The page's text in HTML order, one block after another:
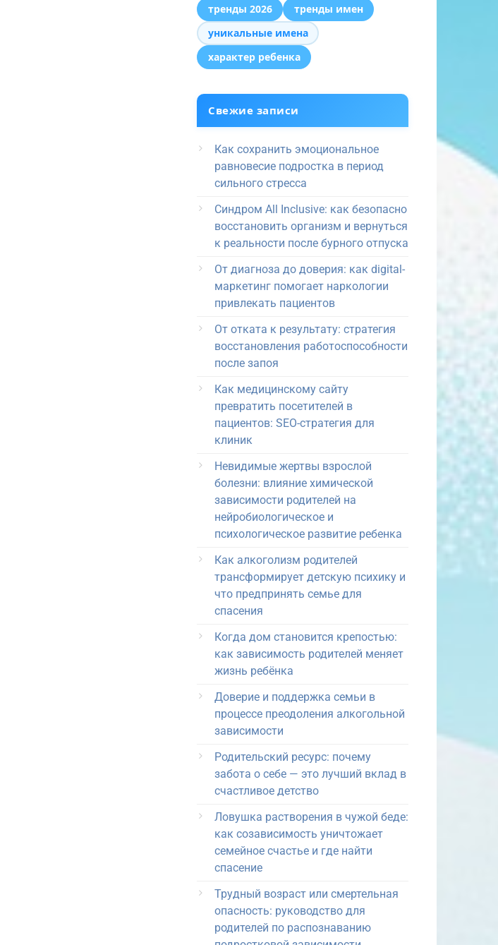
тренды 2026
тренды имен
уникальные имена
характер ребенка
Свежие записи
Как сохранить эмоциональное
равновесие подростка в период
сильного стресса
Синдром All Inclusive: как безопасно
восстановить организм и вернуться
к реальности после бурного отпуска
От диагноза до доверия: как digital-
маркетинг помогает наркологии
привлекать пациентов
От отката к результату: стратегия
восстановления работоспособности
после запоя
Как медицинскому сайту
превратить посетителей в
пациентов: SEO-стратегия для
клиник
Невидимые жертвы взрослой
болезни: влияние химической
зависимости родителей на
нейробиологическое и
психологическое развитие ребенка
Как алкоголизм родителей
трансформирует детскую психику и
что предпринять семье для
спасения
Когда дом становится крепостью:
как зависимость родителей меняет
жизнь ребёнка
Доверие и поддержка семьи в
процессе преодоления алкогольной
зависимости
Родительский ресурс: почему
забота о себе — это лучший вклад в
счастливое детство
Ловушка растворения в чужой беде:
как созависимость уничтожает
семейное счастье и где найти
спасение
Трудный возраст или смертельная
опасность: руководство для
родителей по распознаванию